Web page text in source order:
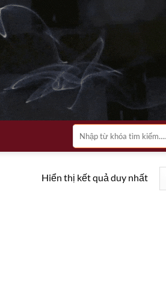
Tìm
kiếm:
Hiển thị kết quả duy nhất